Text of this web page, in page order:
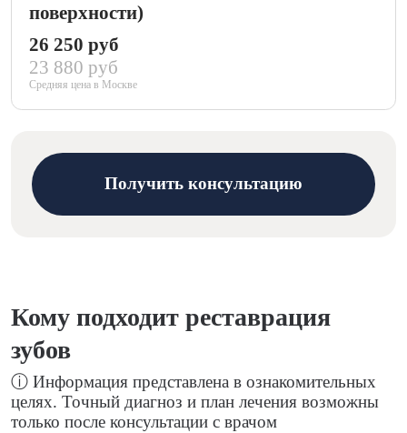
поверхности)
26 250 руб
23 880 руб
Средняя цена в Москве
Получить консультацию
Кому подходит реставрация
зубов
ⓘ Информация представлена в ознакомительных
целях. Точный диагноз и план лечения возможны
только после консультации с врачом